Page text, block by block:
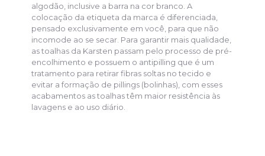
algodão, inclusive a barra na cor branco. A
colocação da etiqueta da marca é diferenciada,
pensado exclusivamente em você, para que não
incomode ao se secar. Para garantir mais qualidade,
as toalhas da Karsten passam pelo processo de pré-
encolhimento e possuem o antipilling que é um
tratamento para retirar fibras soltas no tecido e
evitar a formação de pillings (bolinhas), com esses
acabamentos as toalhas têm maior resistência às
lavagens e ao uso diário.